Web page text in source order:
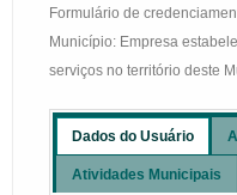
Formulário de
Município: Empresa
serviços no território deste
Dados do Usuário
Atividades Municipais